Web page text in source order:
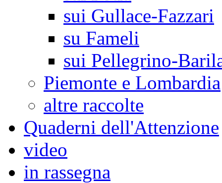
sui Gullace-Fazzari
su Fameli
sui Pellegrino-
Piemonte e Lombardia
altre raccolte
Quaderni dell'Attenzione
video
in rassegna